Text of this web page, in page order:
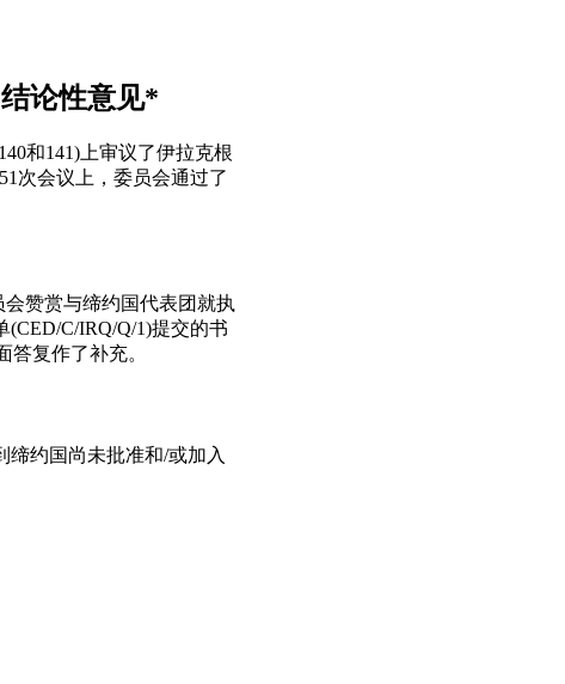
论性意见*
和141)上审议了伊拉克根
次会议上，委员会通过了
赞赏与缔约国代表团就执
C/IRQ/Q/1)提交的书
复作了补充。
约国尚未批准和/或加入